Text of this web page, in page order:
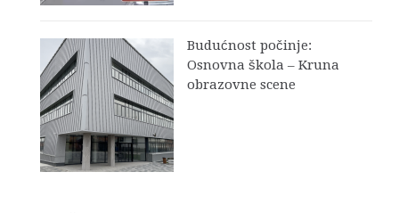
Budućnost počinje:
Osnovna škola – Kruna
obrazovne scene